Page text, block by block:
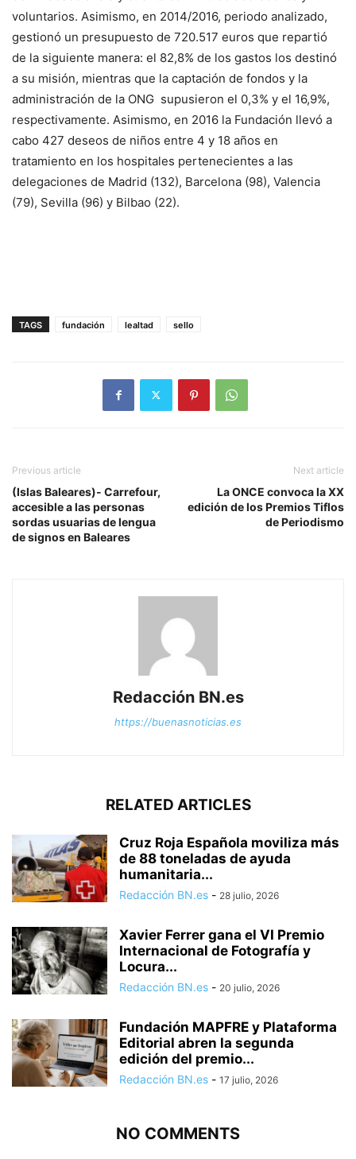
voluntarios. Asimismo, en 2014/2016, periodo analizado,
gestionó un presupuesto de 720.517 euros que repartió
de la siguiente manera: el 82,8% de los gastos los destinó
a su misión, mientras que la captación de fondos y la
administración de la ONG supusieron el 0,3% y el 16,9%,
respectivamente. Asimismo, en 2016 la Fundación llevó a
cabo 427 deseos de niños entre 4 y 18 años en
tratamiento en los hospitales pertenecientes a las
delegaciones de Madrid (132), Barcelona (98), Valencia
(79), Sevilla (96) y Bilbao (22).
TAGS fundación lealtad sello
Previous article
(Islas Baleares)- Carrefour,
accesible a las personas
sordas usuarias de lengua
de signos en Baleares
Next article
La ONCE convoca la XX
edición de los Premios Tiflos
de Periodismo
Redacción BN.es
https://buenasnoticias.es
RELATED ARTICLES
Cruz Roja Española moviliza más
de 88 toneladas de ayuda
humanitaria...
Redacción BN.es - 28 julio, 2026
Xavier Ferrer gana el VI Premio
Internacional de Fotografía y
Locura...
Redacción BN.es - 20 julio, 2026
Fundación MAPFRE y Plataforma
Editorial abren la segunda
edición del premio...
Redacción BN.es - 17 julio, 2026
NO COMMENTS